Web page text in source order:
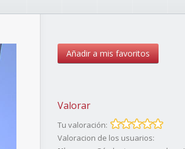
Añadir a mis favoritos
Valorar
Tu valoración:
Valoracion de los usuarios: